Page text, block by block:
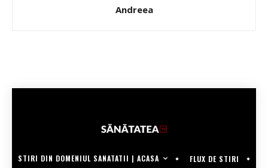
Andreea
STIRI DIN DOMENIUL SANATATII | ACASA
FLUX DE STIRI